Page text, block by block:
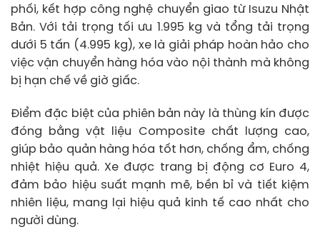
phối, kết hợp công nghệ chuyển giao từ Isuzu Nhật
Bản. Với tải trọng tối ưu 1.995 kg và tổng tải trọng
dưới 5 tấn (4.995 kg), xe là giải pháp hoàn hảo cho
việc vận chuyển hàng hóa vào nội thành mà không
bị hạn chế về giờ giấc.
Điểm đặc biệt của phiên bản này là thùng kín được
đóng bằng vật liệu Composite chất lượng cao,
giúp bảo quản hàng hóa tốt hơn, chống ẩm, chống
nhiệt hiệu quả. Xe được trang bị động cơ Euro 4,
đảm bảo hiệu suất mạnh mẽ, bền bỉ và tiết kiệm
nhiên liệu, mang lại hiệu quả kinh tế cao nhất cho
người dùng.